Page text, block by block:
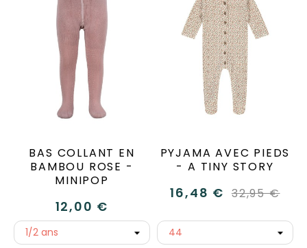
BAS COLLANT EN
BAMBOU ROSE -
MINIPOP
12,00 €
PYJAMA AVEC PIEDS
- A TINY STORY
16,48 € 32,95 €